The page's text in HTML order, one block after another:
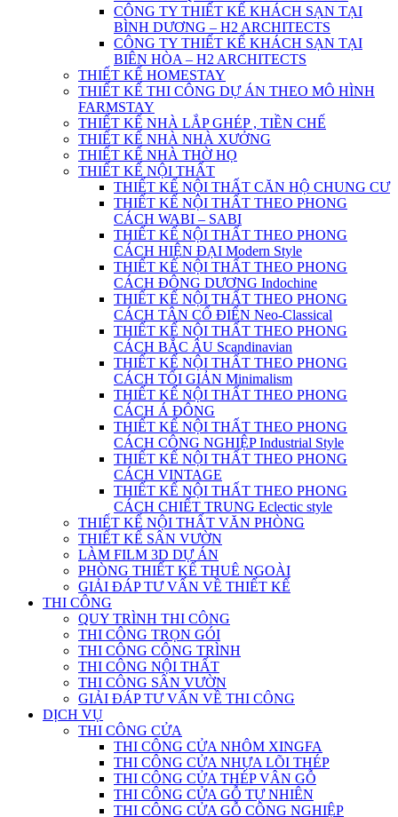
CÔNG TY THIẾT KẾ KHÁCH SẠN TẠI
BÌNH DƯƠNG – H2 ARCHITECTS
CÔNG TY THIẾT KẾ KHÁCH SẠN TẠI
BIÊN HÒA – H2 ARCHITECTS
THIẾT KẾ HOMESTAY
THIẾT KẾ THI CÔNG DỰ ÁN THEO MÔ HÌNH
FARMSTAY
THIẾT KẾ NHÀ LẮP GHÉP , TIỀN CHẾ
THIẾT KẾ NHÀ NHÀ XƯỞNG
THIẾT KẾ NHÀ THỜ HỌ
THIẾT KẾ NỘI THẤT
THIẾT KẾ NỘI THẤT CĂN HỘ CHUNG CƯ
THIẾT KẾ NỘI THẤT THEO PHONG
CÁCH WABI – SABI
THIẾT KẾ NỘI THẤT THEO PHONG
CÁCH HIỆN ĐẠI Modern Style
THIẾT KẾ NỘI THẤT THEO PHONG
CÁCH ĐÔNG DƯƠNG Indochine
THIẾT KẾ NỘI THẤT THEO PHONG
CÁCH TÂN CỔ ĐIỂN Neo-Classical
THIẾT KẾ NỘI THẤT THEO PHONG
CÁCH BẮC ÂU Scandinavian
THIẾT KẾ NỘI THẤT THEO PHONG
CÁCH TỐI GIẢN Minimalism
THIẾT KẾ NỘI THẤT THEO PHONG
CÁCH Á ĐÔNG
THIẾT KẾ NỘI THẤT THEO PHONG
CÁCH CÔNG NGHIỆP Industrial Style
THIẾT KẾ NỘI THẤT THEO PHONG
CÁCH VINTAGE
THIẾT KẾ NỘI THẤT THEO PHONG
CÁCH CHIẾT TRUNG Eclectic style
THIẾT KẾ NỘI THẤT VĂN PHÒNG
THIẾT KẾ SÂN VƯỜN
LÀM FILM 3D DỰ ÁN
PHÒNG THIẾT KẾ THUÊ NGOÀI
GIẢI ĐÁP TƯ VẤN VỀ THIẾT KẾ
THI CÔNG
QUY TRÌNH THI CÔNG
THI CÔNG TRỌN GÓI
THI CÔNG CÔNG TRÌNH
THI CÔNG NỘI THẤT
THI CÔNG SÂN VƯỜN
GIẢI ĐÁP TƯ VẤN VỀ THI CÔNG
DỊCH VỤ
THI CÔNG CỬA
THI CÔNG CỬA NHÔM XINGFA
THI CÔNG CỬA NHỰA LÕI THÉP
THI CÔNG CỬA THÉP VÂN GỖ
THI CÔNG CỬA GỖ TỰ NHIÊN
THI CÔNG CỬA GỖ CÔNG NGHIỆP